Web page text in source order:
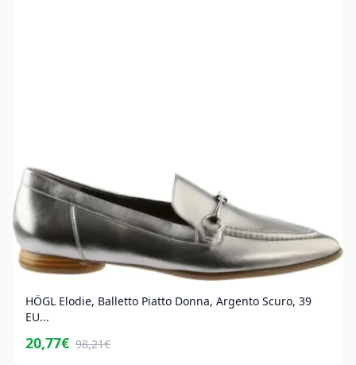
HÖGL Elodie, Balletto Piatto Donna, Argento Scuro, 39
EU...
20,77€ 98,21€